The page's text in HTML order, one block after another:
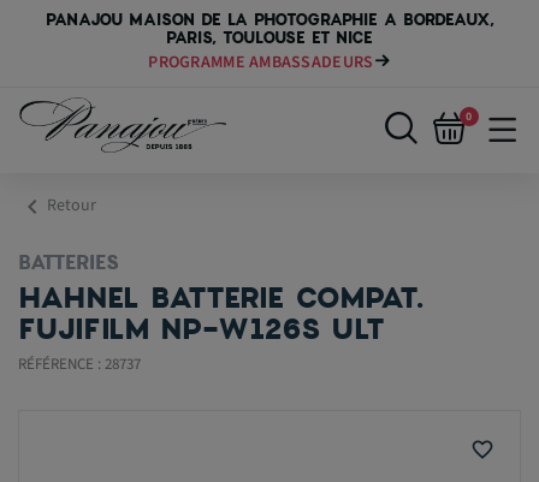
PANAJOU MAISON DE LA PHOTOGRAPHIE A BORDEAUX,
PARIS, TOULOUSE ET NICE
PROGRAMME AMBASSADEURS
0
chevron_left Retour
BATTERIES
HAHNEL BATTERIE COMPAT.
FUJIFILM NP-W126S ULT
RÉFÉRENCE : 28737
favorite_border